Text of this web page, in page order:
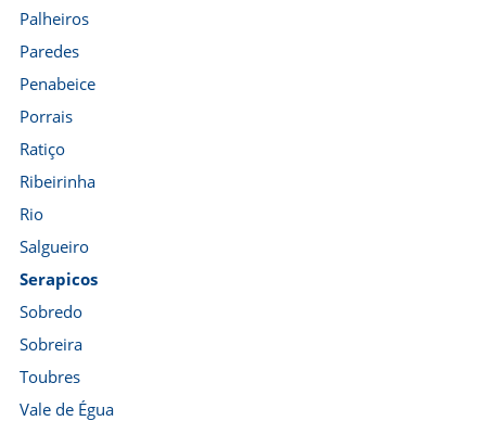
Palheiros
Paredes
Penabeice
Porrais
Ratiço
Ribeirinha
Rio
Salgueiro
Serapicos
Sobredo
Sobreira
Toubres
Vale de Égua